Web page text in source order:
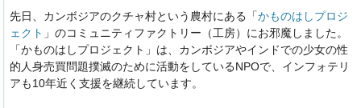
先日、カンボジアのクチャ村という農村にある「かものはしプロジ
ェクト 」のコミュニティファクトリー（工房）にお邪魔しました。
「かものはしプロジェクト」は、カンボジアやインドでの少女の性
的人身売買問題撲滅のために活動をしているNPOで、インフォテリ
アも10年近く支援を継続しています。